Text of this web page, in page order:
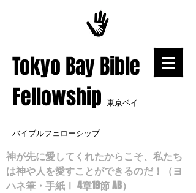
​Tokyo Bay Bible
Fellowship 東京ベイ
バイブルフェローシップ
神が先に愛してくれたからこそ、私たち
は神や人を愛すことができるのだ！（ヨ
ハネ筆・手紙Ⅰ 4章19節 AB）